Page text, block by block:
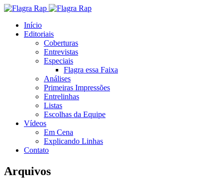
Início
Editoriais
Coberturas
Entrevistas
Especiais
Flagra essa Faixa
Análises
Primeiras Impressões
Entrelinhas
Listas
Escolhas da Equipe
Vídeos
Em Cena
Explicando Linhas
Contato
Arquivos